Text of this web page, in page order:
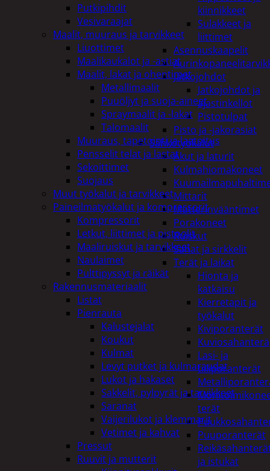
kiinnikkeet
Sulakkeet ja
liittimet
Asennuskaapelit
Jatkojohdot
Jatkojohdot ja
ajastinkellot
Pistotulpat
Pisto ja -jakorasiat
Sähkötyökalut
Akut ja laturit
Kulmahiomakoneet
Mittarit
Mutterinvääntimet
Porakoneet
Ruiskut
Sahat ja sirkkelit
Terät ja laikat
Hionta ja
katkaisu
Kierretapit ja
työkalut
Kiviporanterät
Kuviosahanterä
Lasi- ja
tiiliporanterät
terät
Puuporanterät
ja istukat
Putkipihdit
Vesivaraajat
Maalit, muuraus ja tarvikkeet
Liuottimet
Maalikaukalot ja -astiat
Maalit, lakat ja ohentimet
Metallimaalit
Puuöljyt ja suoja-aineet
Spraymaalit ja -lakat
Talomaalit
Muuraus, tapetointi ja laatoitus
Pensselit telat ja lastat
Sekoittimet
Suojaus
Muut työkalut ja tarvikkeet
Paineilmatyökalut ja kompressorit
Kompressorit
Letkut, liittimet ja pistoolit
Maaliruiskut ja tarvikkeet
Naulaimet
Pulttipyssyt ja räikät
Rakennusmateriaalit
Listat
Pienrauta
Kalustejalat
Koukut
Kulmat
Levyt putket ja kulmaraudat
Lukot ja hakaset
Sakkelit, pylpyrät ja tarvikkeet
Saranat
Vaijerilukot ja klemmarit
Vetimet ja kahvat
Pressut
Ruuvit ja mutterit